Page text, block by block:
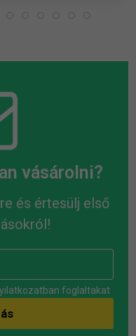
vásárolni?
és értesülj első
foglaltakat